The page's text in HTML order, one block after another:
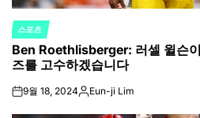
POSTED
IN
스포츠
Ben Roethlisberger: 러셀 윌슨
즈를 고수하겠습니다
on9월 18, 2024Posted
Eun-ji Lim